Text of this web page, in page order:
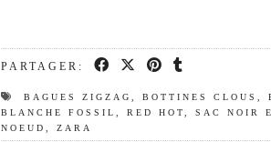
PARTAGER:
BAGUES ZIGZAG , BOTTINES CLOUS ,
BLANCHE FOSSIL , RED HOT, SAC NOIR
NOEUD , ZARA